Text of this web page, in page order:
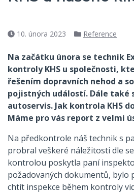
Datum
10. února 2023 Rubriky
Reference
Na začátku února se technik
kontroly KHS u společnosti,
řešením dopravních nehod a
pojistných událostí. Dále také
autoservis. Jak kontrola KHS
Máme pro vás report z velmi
Na předkontrole náš technik s
probral veškeré náležitosti dle
kontrolou poskytla paní
požadovaných dokumentů, bylo
chtít inspekce během kontroly